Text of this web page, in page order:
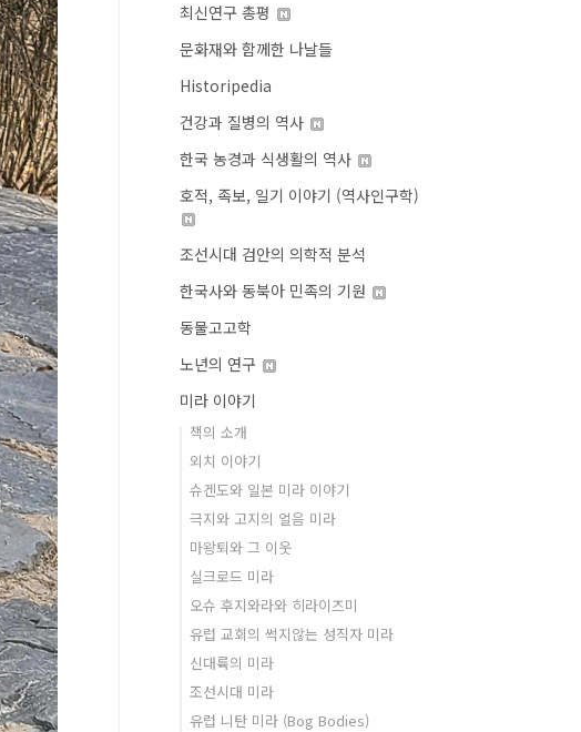
최신연구 총평
문화재와 함께한 나날들
Historipedia
건강과 질병의 역사
한국 농경과 식생활의 역사
호적, 족보, 일기 이야기 (역사인구학)
조선시대 검안의 의학적 분석
한국사와 동북아 민족의 기원
동물고고학
노년의 연구
미라 이야기
책의 소개
외치 이야기
슈겐도와 일본 미라 이야기
극지와 고지의 얼음 미라
마왕퇴와 그 이웃
실크로드 미라
오슈 후지와라와 히라이즈미
유럽 교회의 썩지않는 성직자 미라
신대륙의 미라
조선시대 미라
유럽 니탄 미라 (Bog Bodies)